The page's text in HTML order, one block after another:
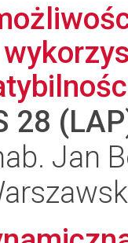
28
Jan